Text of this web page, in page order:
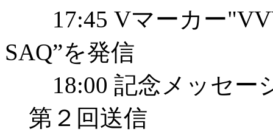
17:45 Vマーカー
SAQ”を発信
18:00 記念メッセー
第２回送信